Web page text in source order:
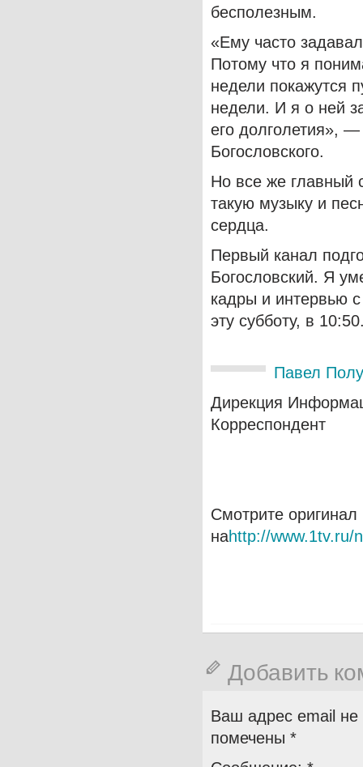
бесполезным.
«Ему часто
Потому что я
недели покажутся
недели. И я о ней
его долголетия»,
Богословского.
Но все же главный
такую ​​музыку и
сердца.
Первый канал
Богословский. Я
кадры и интервью
эту субботу, в
Павел
Дирекция
Корреспондент
Смотрите
наhttp://www.1tv.ru/
Добавить
Ваш адрес email не
помечены *